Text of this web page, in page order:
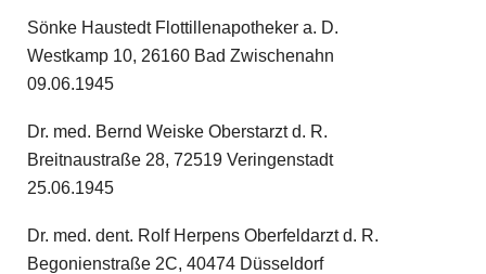
Sönke Haustedt Flottillenapotheker a. D.
Westkamp 10, 26160 Bad Zwischenahn
09.06.1945
Dr. med. Bernd Weiske Oberstarzt d. R.
Breitnaustraße 28, 72519 Veringenstadt
25.06.1945
Dr. med. dent. Rolf Herpens Oberfeldarzt d. R.
Begonienstraße 2C, 40474 Düsseldorf